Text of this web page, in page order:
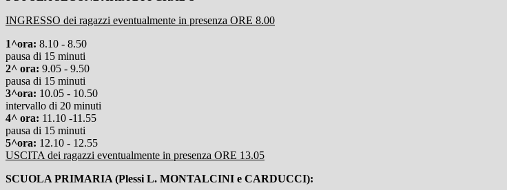
INGRESSO dei ragazzi eventualmente in presenza ORE 8.00
1^ora: 8.10 - 8.50
pausa di 15 minuti
2^ ora: 9.05 - 9.50
pausa di 15 minuti
3^ora: 10.05 - 10.50
intervallo di 20 minuti
4^ ora: 11.10 -11.55
pausa di 15 minuti
5^ora: 12.10 - 12.55
USCITA dei ragazzi eventualmente in presenza ORE 13.05
SCUOLA PRIMARIA (Plessi L. MONTALCINI e CARDUCCI):